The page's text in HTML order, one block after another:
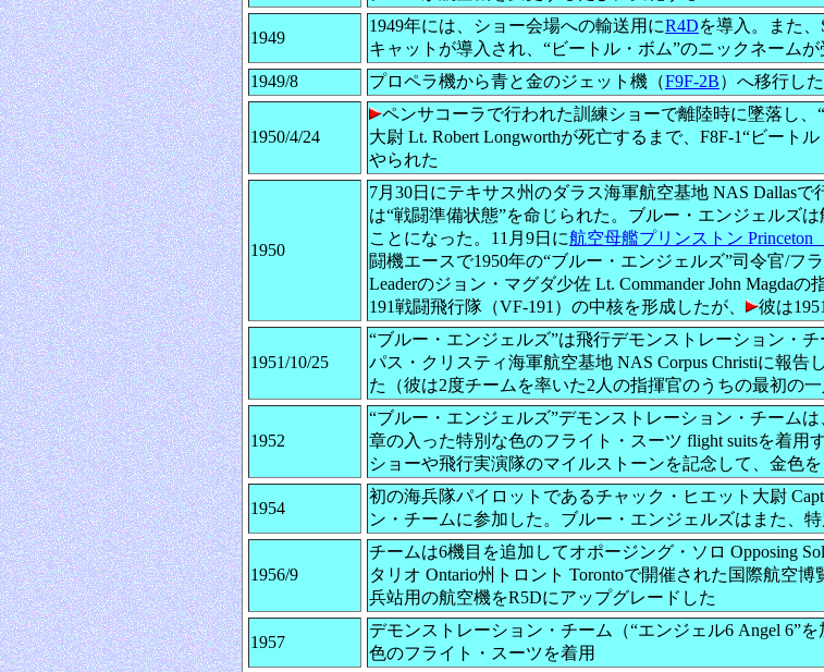
1949
1949年には、ショー会場への輸送用にR4Dを導入。また
キャットが導入され、“ビートル・ボム”のニックネーム
1949/8
プロペラ機から青と金のジェット機（F9F-2B）へ移行した
1950/4/24
ペンサコーラで行われた訓練ショーで離陸時に墜落し
大尉 Lt. Robert Longworthが死亡するまで、F8F-1“ビート
やられた
1950
7月30日にテキサス州のダラス海軍航空基地 NAS Dallas
は“戦闘準備状態”を命じられた。ブルー・エンジェルズ
ことになった。11月9日に航空母艦プリンストン Princeton
闘機エースで1950年の“ブルー・エンジェルズ”司令官/フ
Leaderのジョン・マグダ少佐 Lt. Commander John Magda
191戦闘飛行隊（VF-191）の中核を形成したが、
彼は
1951/10/25
“ブルー・エンジェルズ”は飛行デモンストレーション・
パス・クリスティ海軍航空基地 NAS Corpus Christiに報
た（彼は2度チームを率いた2人の指揮官のうちの最初の一
1952
“ブルー・エンジェルズ”デモンストレーション・チーム
章の入った特別な色のフライト・スーツ flight suitsを着用
ショーや飛行実演隊のマイルストーンを記念して、金色
1954
初の海兵隊パイロットであるチャック・ヒエット大尉
ン・チームに参加した。ブルー・エンジェルズはまた、
1956/9
チームは6機目を追加してオポージング・ソロ Opposing
タリオ Ontario州トロント Torontoで開催された国際航空
兵站用の航空機をR5Dにアップグレードした
1957
デモンストレーション・チーム（“エンジェル6 Angel 6”
色のフライト・スーツを着用